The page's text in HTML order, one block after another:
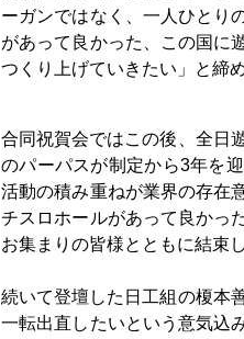
ーガンではなく、一人ひとり
があって良かった、この国に
つくり上げていきたい」と締
合同祝賀会ではこの後、全日
のパーパスが制定から3年を
活動の積み重ねが業界の存在
チスロホールがあって良かっ
お集まりの皆様とともに結束
続いて登壇した日工組の榎本
一転出直したいという意気込